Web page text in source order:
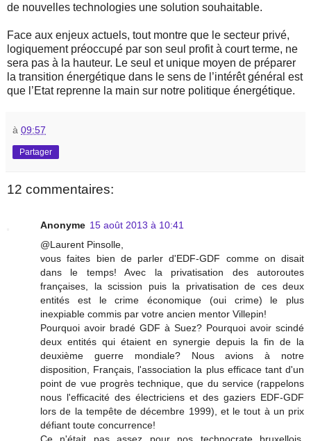
de nouvelles technologies une solution souhaitable.
Face aux enjeux actuels, tout montre que le secteur privé,
logiquement préoccupé par son seul profit à court terme, ne
sera pas à la hauteur. Le seul et unique moyen de préparer
la transition énergétique dans le sens de l’intérêt général est
que l’Etat reprenne la main sur notre politique énergétique.
à 09:57
Partager
12 commentaires:
Anonyme 15 août 2013 à 10:41
@Laurent Pinsolle,
vous faites bien de parler d'EDF-GDF comme on disait
dans le temps! Avec la privatisation des autoroutes
françaises, la scission puis la privatisation de ces deux
entités est le crime économique (oui crime) le plus
inexpiable commis par votre ancien mentor Villepin!
Pourquoi avoir bradé GDF à Suez? Pourquoi avoir scindé
deux entités qui étaient en synergie depuis la fin de la
deuxième guerre mondiale? Nous avions à notre
disposition, Français, l'association la plus efficace tant d'un
point de vue progrès technique, que du service (rappelons
nous l'efficacité des électriciens et des gaziers EDF-GDF
lors de la tempête de décembre 1999), et le tout à un prix
défiant toute concurrence!